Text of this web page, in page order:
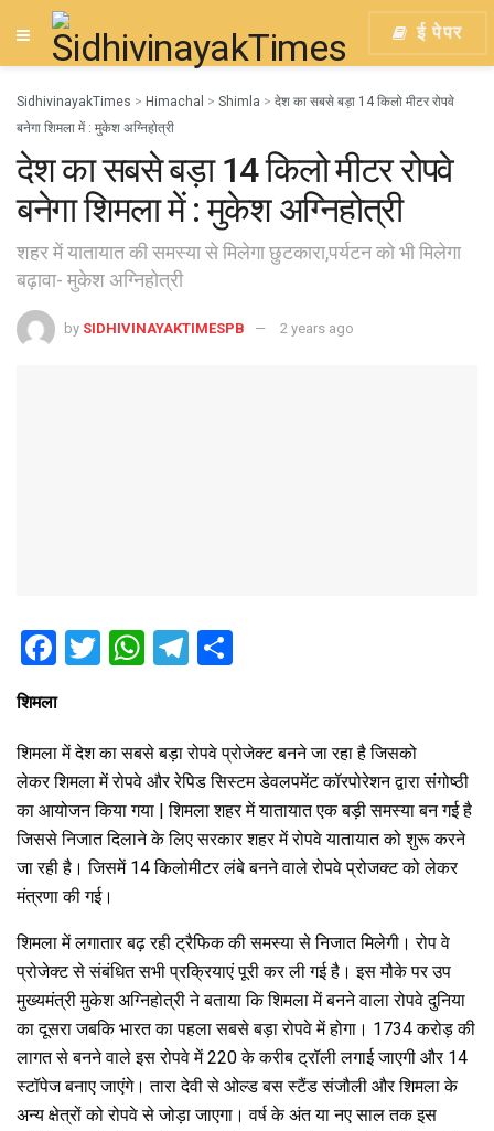
ई पेपर
SidhivinayakTimes > Himachal > Shimla > देश का सबसे बड़ा 14 किलो मीटर रोपवे
बनेगा शिमला में : मुकेश अग्निहोत्री
देश का सबसे बड़ा 14 किलो मीटर रोपवे
बनेगा शिमला में : मुकेश अग्निहोत्री
शहर में यातायात की समस्या से मिलेगा छुटकारा,पर्यटन को भी मिलेगा
बढ़ावा- मुकेश अग्निहोत्री
by SIDHIVINAYAKTIMESPB 2 years ago
F
b
o
o
k
T
er
W
s
A
p
p
T
gr
a
m
e
शिमला
शिमला में देश का सबसे बड़ा रोपवे प्रोजेक्ट बनने जा रहा है जिसको
लेकर शिमला में रोपवे और रेपिड सिस्टम डेवलपमेंट कॉरपोरेशन द्वारा संगोष्ठी
का आयोजन किया गया | शिमला शहर में यातायात एक बड़ी समस्या बन गई है
जिससे निजात दिलाने के लिए सरकार शहर में रोपवे यातायात को शुरू करने
जा रही है। जिसमें 14 किलोमीटर लंबे बनने वाले रोपवे प्रोजक्ट को लेकर
मंत्रणा की गई।
शिमला में लगातार बढ़ रही ट्रैफिक की समस्या से निजात मिलेगी। रोप वे
प्रोजेक्ट से संबंधित सभी प्रक्रियाएं पूरी कर ली गई है। इस मौके पर उप
मुख्यमंत्री मुकेश अग्निहोत्री ने बताया कि शिमला में बनने वाला रोपवे दुनिया
का दूसरा जबकि भारत का पहला सबसे बड़ा रोपवे में होगा। 1734 करोड़ की
लागत से बनने वाले इस रोपवे में 220 के करीब ट्रॉली लगाई जाएगी और 14
स्टॉपेज बनाए जाएंगे। तारा देवी से ओल्ड बस स्टैंड संजौली और शिमला के
अन्य क्षेत्रों को रोपवे से जोड़ा जाएगा। वर्ष के अंत या नए साल तक इस